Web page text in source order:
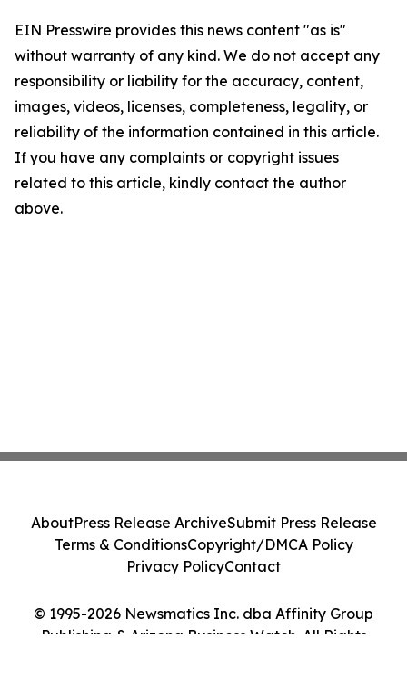
EIN Presswire provides this news content "as is"
without warranty of any kind. We do not accept any
responsibility or liability for the accuracy, content,
images, videos, licenses, completeness, legality, or
reliability of the information contained in this article.
If you have any complaints or copyright issues
related to this article, kindly contact the author
above.
© 1995-2026 Newsmatics Inc. dba Affinity Group
Publishing & Arizona Business Watch. All Rights
AboutPress Release ArchiveSubmit Press Release
Terms & ConditionsCopyright/DMCA Policy
Privacy PolicyContact